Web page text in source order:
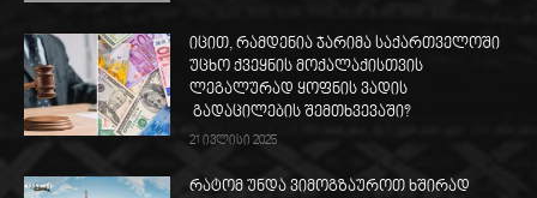
იცით, რამდენია ჯარიმა საქართველოში
უცხო ქვეყნის მოქალაქისთვის
ლეგალურად ყოფნის ვადის
გადაცილების შემთხვევაში?
21 ივლისი 2025
რატომ უნდა ვიმოგზაუროთ ხშირად